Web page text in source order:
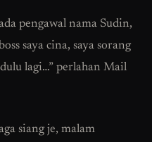
pengawal nama Sudin,
saya cina, saya sorang
lagi…” perlahan Mail
siang je, malam